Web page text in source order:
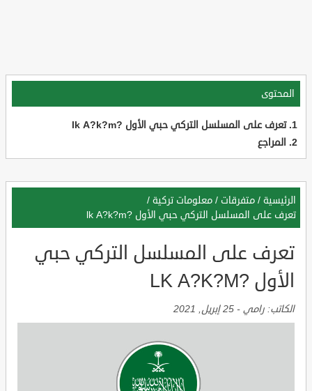
المحتوى
تعرف على المسلسل التركي حبي الأول ?lk A?k?m
المراجع
الرئيسية / متفرقات / معلومات تركية /
تعرف على المسلسل التركي حبي الأول ?lk A?k?m
تعرف على المسلسل التركي حبي
الأول ?LK A?K?M
الكاتب: رامي - 25 إبريل, 2021